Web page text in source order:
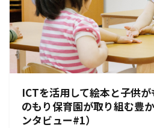
ICTを活用して絵本と子供
のもり保育園が取り組む豊
ンタビュー#1）